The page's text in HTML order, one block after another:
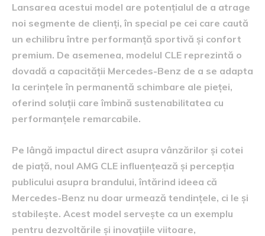
Lansarea acestui model are potențialul de a atrage
noi segmente de clienți, în special pe cei care caută
un echilibru între performanță sportivă și confort
premium. De asemenea, modelul CLE reprezintă o
dovadă a capacității Mercedes-Benz de a se adapta
la cerințele în permanentă schimbare ale pieței,
oferind soluții care îmbină sustenabilitatea cu
performanțele remarcabile.
Pe lângă impactul direct asupra vânzărilor și cotei
de piață, noul AMG CLE influențează și percepția
publicului asupra brandului, întărind ideea că
Mercedes-Benz nu doar urmează tendințele, ci le și
stabilește. Acest model servește ca un exemplu
pentru dezvoltările și inovațiile viitoare,